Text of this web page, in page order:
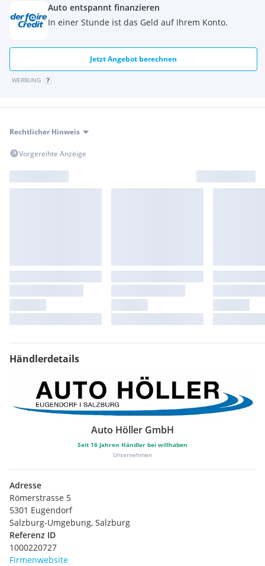
Auto entspannt finanzieren
In einer Stunde ist das Geld auf Ihrem Konto.
Jetzt Angebot berechnen
WERBUNG
Rechtlicher Hinweis
Vorgereihte Anzeige
Händlerdetails
Auto Höller GmbH
Seit 16 Jahren Händler bei willhaben
Unternehmen
Adresse
Römerstrasse 5
5301 Eugendorf
Salzburg-Umgebung, Salzburg
Referenz ID
1000220727
Firmenwebsite